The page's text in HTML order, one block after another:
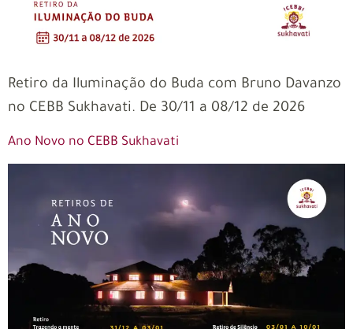
Retiro da Iluminação do Buda com Bruno Davanzo
no CEBB Sukhavati. De 30/11 a 08/12 de 2026
Ano Novo no CEBB Sukhavati